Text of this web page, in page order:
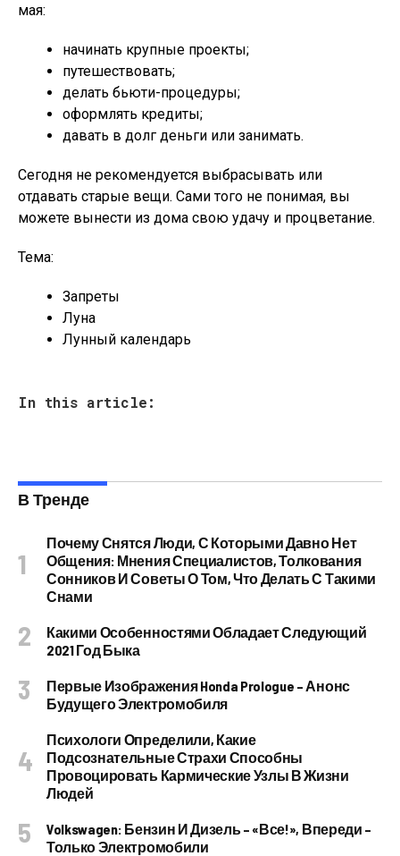
мая:
начинать крупные проекты;
путешествовать;
делать бьюти-процедуры;
оформлять кредиты;
давать в долг деньги или занимать.
Сегодня не рекомендуется выбрасывать или
отдавать старые вещи. Сами того не понимая, вы
можете вынести из дома свою удачу и процветание.
Тема:
Запреты
Луна
Лунный календарь
In this article:
В Тренде
Почему Снятся Люди, С Которыми Давно Нет
Общения: Мнения Специалистов, Толкования
Сонников И Советы О Том, Что Делать С Такими
Снами
Какими Особенностями Обладает Следующий
2021 Год Быка
Первые Изображения Honda Prologue – Анонс
Будущего Электромобиля
Психологи Определили, Какие
Подсознательные Страхи Способны
Провоцировать Кармические Узлы В Жизни
Людей
Volkswagen: Бензин И Дизель – «все!», Впереди –
Только Электромобили